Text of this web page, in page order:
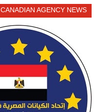
CANADIAN AGENCY NEWS